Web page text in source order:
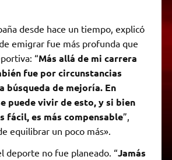
desde hace un tiempo, explicó
emigrar fue más profunda que
“Más allá de mi carrera
fue por circunstancias
búsqueda de mejoría. En
puede vivir de esto, y si bien
fácil, es más compensable”,
equilibrar un poco más».
deporte no fue planeado. “Jamás